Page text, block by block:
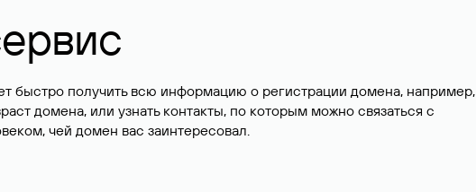
быстро получить всю информацию о регистрации домена, например,
домена, или узнать контакты, по которым можно связаться с
чей домен вас заинтересовал.